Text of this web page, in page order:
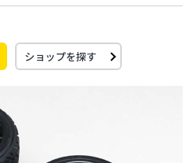
ショップを探す